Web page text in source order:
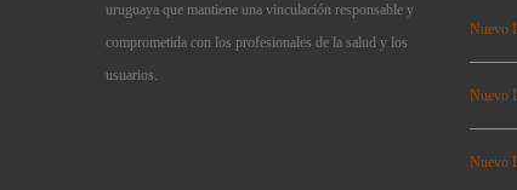
uruguaya que mantiene una vinculación responsable y
comprometida con los profesionales de la salud y los
usuarios.
Nuevo
Nuevo
Nuevo